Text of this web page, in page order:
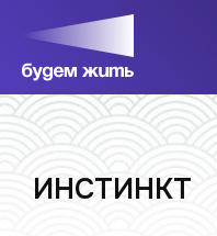
ИНСТИНКТ